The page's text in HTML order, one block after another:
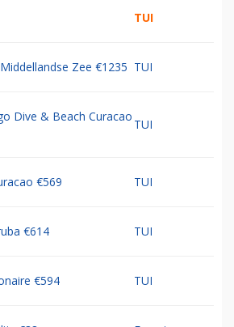
TUI
Zee €1235 TUI
Dive & Beach Curacao
TUI
€569 TUI
€614 TUI
€594 TUI